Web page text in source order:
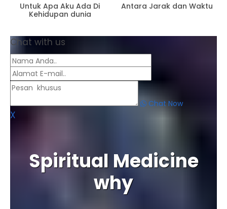
Untuk Apa Aku Ada Di
Kehidupan dunia
Antara Jarak dan Waktu
Chat with us
Chat Now
X
Spiritual Medicine
why